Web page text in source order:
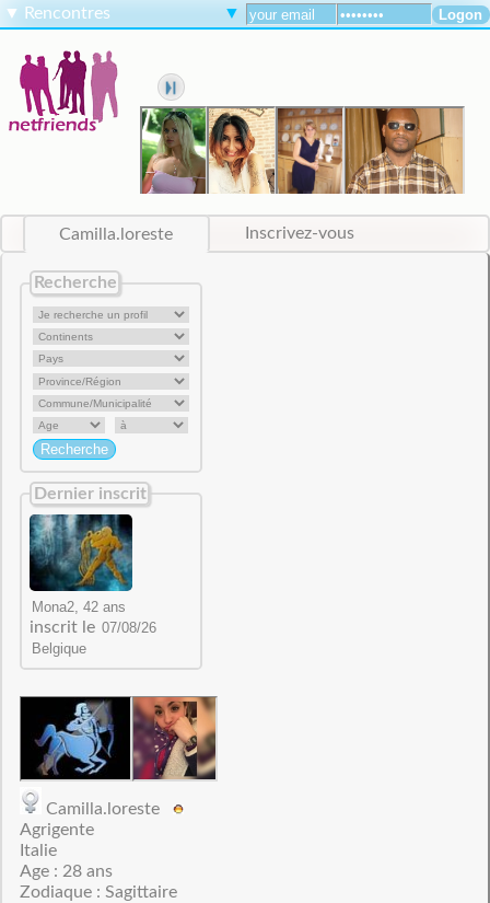
▼ Rencontres ▼
Camilla.loreste Inscrivez-vous
Recherche
Dernier inscrit
inscrit le
Camilla.loreste
Agrigente
Italie
Age : 28 ans
Zodiaque : Sagittaire